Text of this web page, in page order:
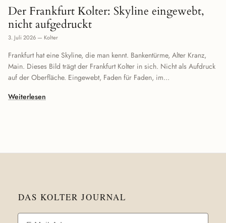
Der Frankfurt Kolter: Skyline eingewebt,
nicht aufgedruckt
3. Juli 2026— Kolter
Frankfurt hat eine Skyline, die man kennt. Bankentürme, Alter Kranz,
Main. Dieses Bild trägt der Frankfurt Kolter in sich. Nicht als Aufdruck
auf der Oberfläche. Eingewebt, Faden für Faden, im...
Weiterlesen
DAS KOLTER JOURNAL
Email